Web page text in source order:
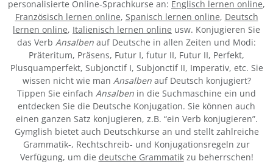
personalisierte Online-Sprachkurse an: Englisch lernen online,
Französisch lernen online, Spanisch lernen online, Deutsch
lernen online, Italienisch lernen online usw. Konjugieren Sie
das Verb Ansalben auf Deutsche in allen Zeiten und Modi:
Präteritum, Präsens, Futur I, futur II, Futur II, Perfekt,
Plusquamperfekt, Subjonctif I, Subjonctif II, Imperativ, etc. Sie
wissen nicht wie man Ansalbenauf Deutsch konjugiert?
Tippen Sie einfach Ansalben in die Suchmaschine ein und
entdecken Sie die Deutsche Konjugation. Sie können auch
einen ganzen Satz konjugieren, z.B. “ein Verb konjugieren”.
Gymglish bietet auch Deutschkurse an und stellt zahlreiche
Grammatik-, Rechtschreib- und Konjugationsregeln zur
Verfügung, um die deutsche Grammatikzu beherrschen!